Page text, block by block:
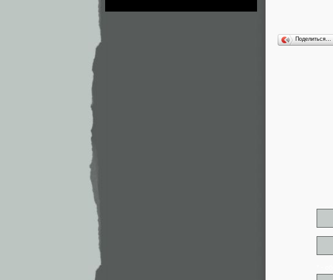
Поделиться…